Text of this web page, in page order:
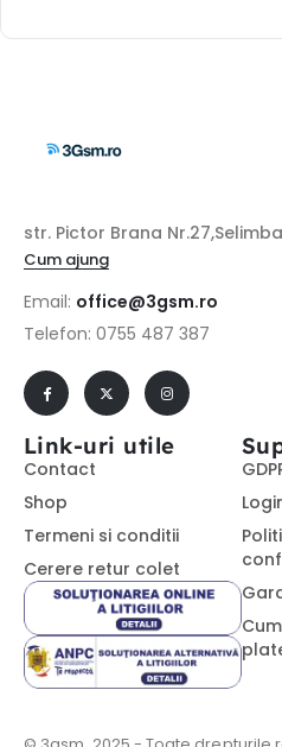
str. Pictor Brana
Cum ajung
Email: office@3gsm.ro
Telefon: 0755 487 387
Link-uri utile
Contact
Shop
Termeni si conditii
Cerere retur colet